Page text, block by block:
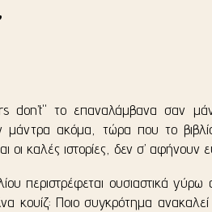
don’t" το επαναλάμβανα σαν
ακόμα, τώρα που το
οι καλές ιστορίες, δεν σ’ αφήνουν
περιστρέφεται ουσιαστικά
κουίζ: Ποιο συγκρότημα